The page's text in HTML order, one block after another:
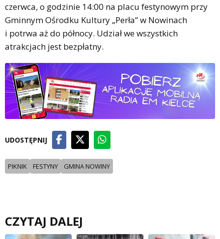
czerwca, o godzinie 14:00 na placu festynowym przy
Gminnym Ośrodku Kultury „Perła” w Nowinach
i potrwa aż do północy. Udział we wszystkich
atrakcjach jest bezpłatny.
UDOSTĘPNIJ
PIKNIK FESTYNY GMINA NOWINY
CZYTAJ DALEJ